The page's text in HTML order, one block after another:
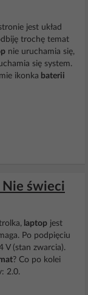
jest układ
trochę temat
nie uruchamia się,
się system.
ikonka baterii
Nie świeci
laptop jest
Po podpięciu
V (stan zwarcia).
? Co po kolei
2.0.